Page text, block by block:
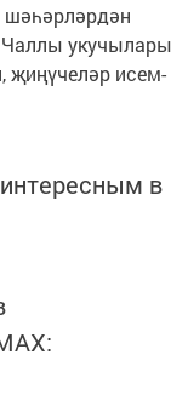
шәһәр­ләр­дән
Чал­лы уку­чы­ла­ры
җи­ңү­че­ләр исем­
в